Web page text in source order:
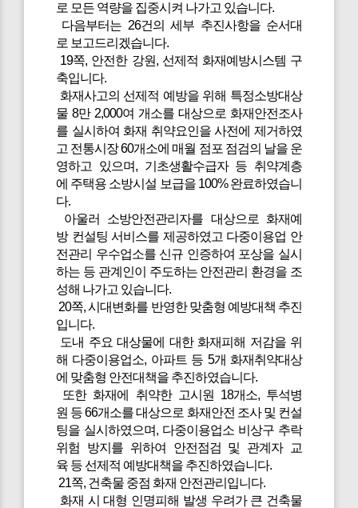
로 모든 역량을 집중시켜 나가고 있습니다.
다음부터는 26건의 세부 추진사항을 순서대
로 보고드리겠습니다.
19쪽, 안전한 강원, 선제적 화재예방시스템 구
축입니다.
화재사고의 선제적 예방을 위해 특정소방대상
물 8만 2,000여 개소를 대상으로 화재안전조사
를 실시하여 화재 취약요인을 사전에 제거하였
고 전통시장 60개소에 매월 점포 점검의 날을 운
영하고 있으며, 기초생활수급자 등 취약계층
에 주택용 소방시설 보급을 100% 완료하였습니
다.
아울러 소방안전관리자를 대상으로 화재예
방 컨설팅 서비스를 제공하였고 다중이용업 안
전관리 우수업소를 신규 인증하여 포상을 실시
하는 등 관계인이 주도하는 안전관리 환경을 조
성해 나가고 있습니다.
20쪽, 시대변화를 반영한 맞춤형 예방대책 추진
입니다.
도내 주요 대상물에 대한 화재피해 저감을 위
해 다중이용업소, 아파트 등 5개 화재취약대상
에 맞춤형 안전대책을 추진하였습니다.
또한 화재에 취약한 고시원 18개소, 투석병
원 등 66개소를 대상으로 화재안전 조사 및 컨설
팅을 실시하였으며, 다중이용업소 비상구 추락
위험 방지를 위하여 안전점검 및 관계자 교
육 등 선제적 예방대책을 추진하였습니다.
21쪽, 건축물 중점 화재 안전관리입니다.
화재 시 대형 인명피해 발생 우려가 큰 건축물